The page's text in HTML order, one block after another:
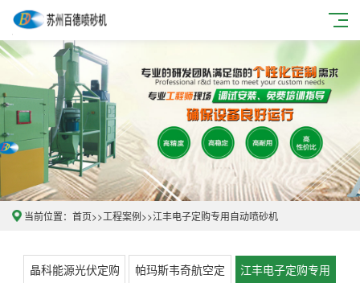
当前位置： 首页>>工程案例>>江丰电子定购专用自动喷砂机
晶科能源光伏定购
帕玛斯韦奇航空定
江丰电子定购专用